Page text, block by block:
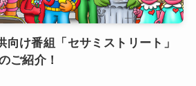
向け番組「セサミストリート」
ご紹介！